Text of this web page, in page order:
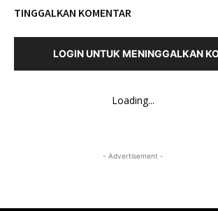
TINGGALKAN KOMENTAR
LOGIN UNTUK MENINGGALKAN
Loading...
- Advertisement -